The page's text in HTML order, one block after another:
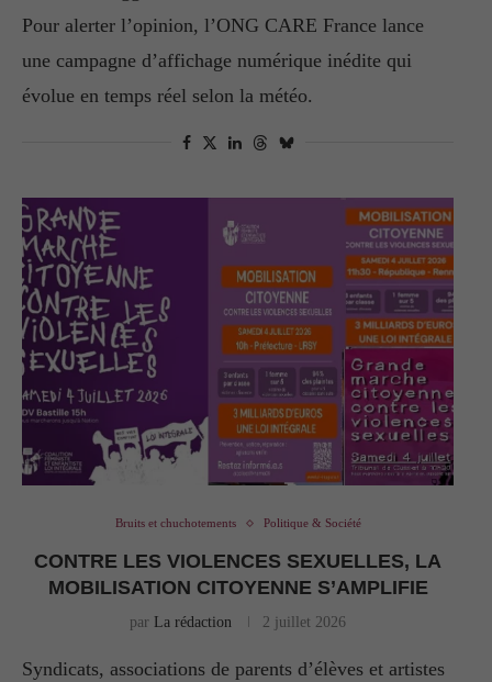
Pour alerter l’opinion, l’ONG CARE France lance
une campagne d’affichage numérique inédite qui
évolue en temps réel selon la météo.
Bruits et chuchotements Politique & Société
CONTRE LES VIOLENCES SEXUELLES, LA
MOBILISATION CITOYENNE S’AMPLIFIE
par La rédaction 2 juillet 2026
Syndicats, associations de parents d’élèves et artistes